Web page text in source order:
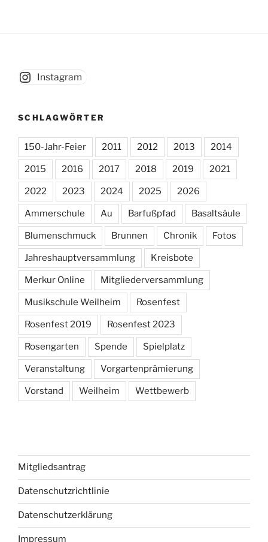
Instagram
SCHLAGWÖRTER
150-Jahr-Feier 2011 2012 2013 2014
2015 2016 2017 2018 2019 2021
2022 2023 2024 2025 2026
Ammerschule Au Barfußpfad Basaltsäule
Blumenschmuck Brunnen Chronik Fotos
Jahreshauptversammlung Kreisbote
Merkur Online Mitgliederversammlung
Musikschule Weilheim Rosenfest
Rosenfest 2019 Rosenfest 2023
Rosengarten Spende Spielplatz
Veranstaltung Vorgartenprämierung
Vorstand Weilheim Wettbewerb
Mitgliedsantrag
Datenschutzrichtlinie
Datenschutzerklärung
Impressum